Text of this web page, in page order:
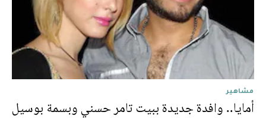
مشاهير
أمايا.. وافدة جديدة ببيت تامر حسني وبسمة بوسيل